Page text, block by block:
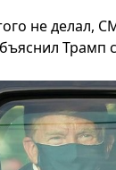
не делал,
Трамп